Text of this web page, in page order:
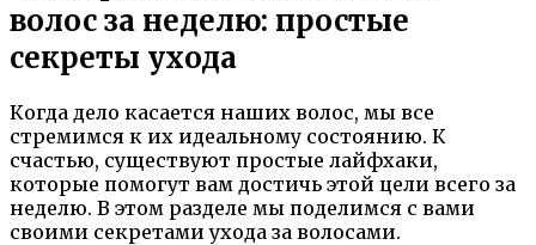
волос за неделю: простые
секреты ухода
Когда дело касается наших волос, мы все
стремимся к их идеальному состоянию. К
счастью, существуют простые лайфхаки,
которые помогут вам достичь этой цели всего за
неделю. В этом разделе мы поделимся с вами
своими секретами ухода за волосами.